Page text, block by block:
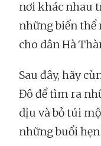
nơi khác nhau
những biến thể
cho dân Hà
Sau đây, hãy
Đô để tìm ra
dịu và bỏ túi
những buổi